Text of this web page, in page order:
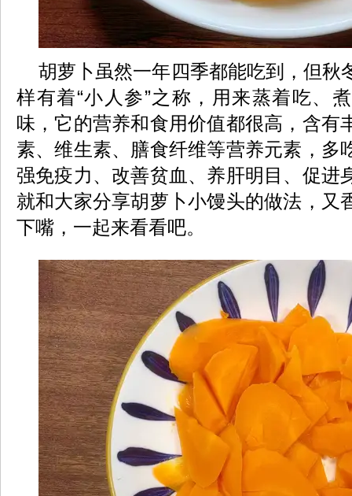
胡萝卜虽然一年四季都能吃到，但秋
样有着“小人参”之称，用来蒸着吃、
味，它的营养和食用价值都很高，含有
素、维生素、膳食纤维等营养元素，多
强免疫力、改善贫血、养肝明目、促进
就和大家分享胡萝卜小馒头的做法，又
下嘴，一起来看看吧。